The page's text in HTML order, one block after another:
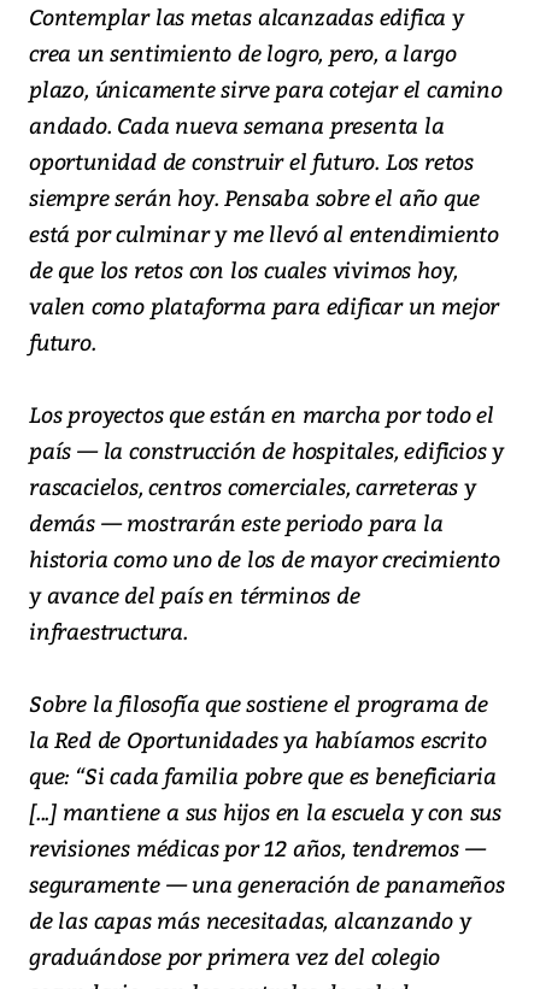
Contemplar las metas alcanzadas edifica y
crea un sentimiento de logro, pero, a largo
plazo, únicamente sirve para cotejar el camino
andado. Cada nueva semana presenta la
oportunidad de construir el futuro. Los retos
siempre serán hoy. Pensaba sobre el año que
está por culminar y me llevó al entendimiento
de que los retos con los cuales vivimos hoy,
valen como plataforma para edificar un mejor
futuro.
Los proyectos que están en marcha por todo el
país — la construcción de hospitales, edificios y
rascacielos, centros comerciales, carreteras y
demás — mostrarán este periodo para la
historia como uno de los de mayor crecimiento
y avance del país en términos de
infraestructura.
Sobre la filosofía que sostiene el programa de
la Red de Oportunidades ya habíamos escrito
que: “Si cada familia pobre que es beneficiaria
[...] mantiene a sus hijos en la escuela y con sus
revisiones médicas por 12 años, tendremos —
seguramente — una generación de panameños
de las capas más necesitadas, alcanzando y
graduándose por primera vez del colegio